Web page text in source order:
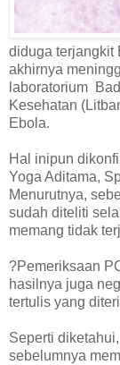
diduga terjangkit
akhirnya
laboratorium
Kesehatan
Ebola.
Hal inipun
Yoga Aditama,
Menurutnya,
sudah diteliti
memang tidak
?Pemeriksaan
hasilnya juga
tertulis yang
Seperti
sebelumnya